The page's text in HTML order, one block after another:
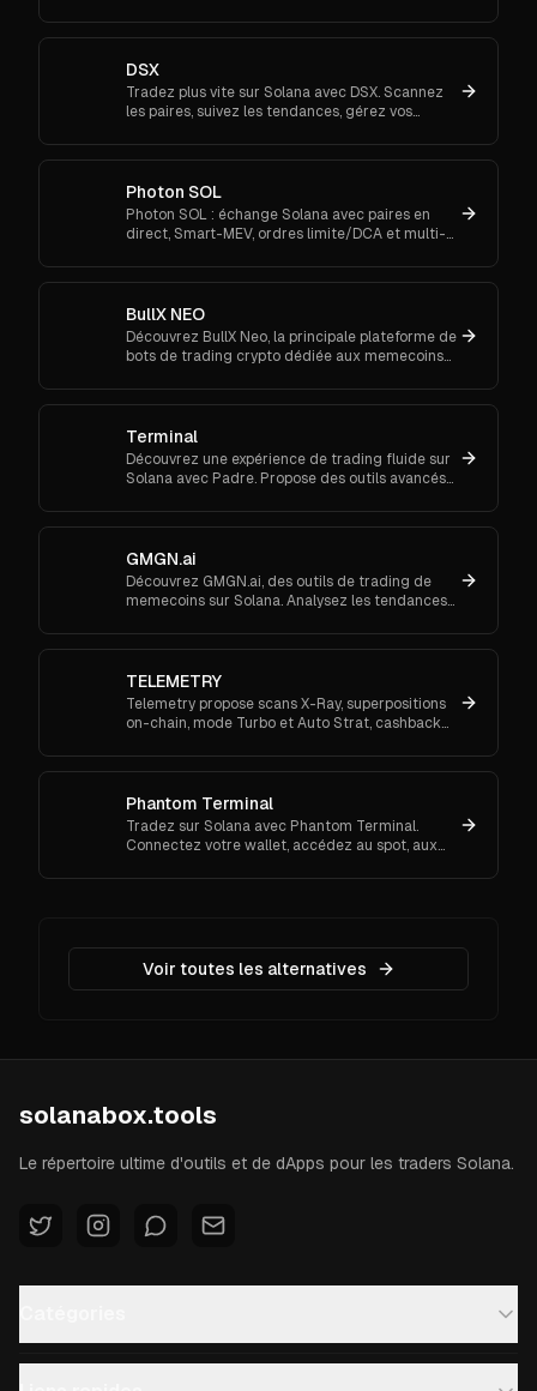
fonctionnalités multi-chaînes.
DSX
Tradez plus vite sur Solana avec DSX. Scannez
les paires, suivez les tendances, gérez vos
Connectez-vous.
Photon SOL
Photon SOL : échange Solana avec paires en
direct, Smart-MEV, ordres limite/DCA et multi-
BullX NEO
Découvrez BullX Neo, la principale plateforme de
bots de trading crypto dédiée aux memecoins
Terminal
Découvrez une expérience de trading fluide sur
Solana avec Padre. Propose des outils avancés
portefeuille.
GMGN.ai
Découvrez GMGN.ai, des outils de trading de
memecoins sur Solana. Analysez les tendances
des swaps inter-chaînes.
TELEMETRY
Telemetry propose scans X-Ray, superpositions
on-chain, mode Turbo et Auto Strat, cashback
via Telegram.
Phantom Terminal
Tradez sur Solana avec Phantom Terminal.
Connectez votre wallet, accédez au spot, aux
graphiques pro sur web ou mobile.
Voir toutes les alternatives
solanabox.tools
Le répertoire ultime d'outils et de dApps pour les traders Solana.